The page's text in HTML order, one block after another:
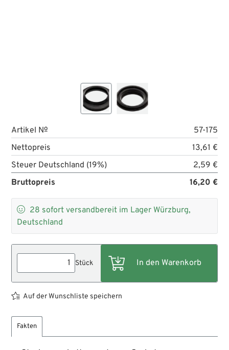
Artikel №
57-175
Nettopreis
13,61 €
Steuer Deutschland (19%)
2,59 €
Bruttopreis
16,20 €
 28 sofort versandbereit im Lager Würzburg,
Deutschland
Stück
Auf der Wunschliste speichern
Fakten